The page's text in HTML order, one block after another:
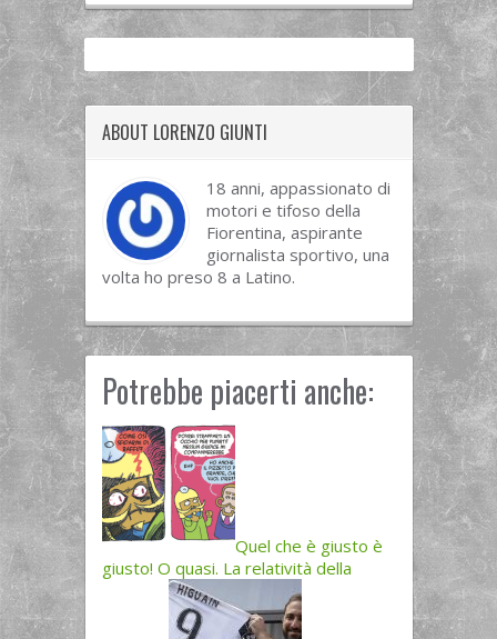
ABOUT LORENZO GIUNTI
18 anni, appassionato di
motori e tifoso della
Fiorentina, aspirante
giornalista sportivo, una
volta ho preso 8 a Latino.
Potrebbe piacerti anche:
Quel che è giusto è
giusto! O quasi. La relatività della